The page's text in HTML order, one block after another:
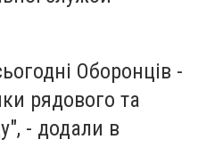
Оборонців -
рядового та
- додали в